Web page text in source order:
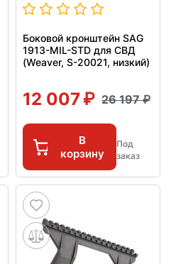
Боковой кронштейн SAG
1913-MIL-STD для СВД
(Weaver, S-20021, низкий)
12 007 26 197
В
корзину
Под
заказ